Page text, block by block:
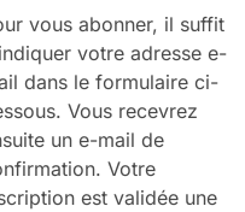
vous abonner, il suffit
votre adresse e-
dans le formulaire ci-
Vous recevrez
un e-mail de
Votre
est validée une